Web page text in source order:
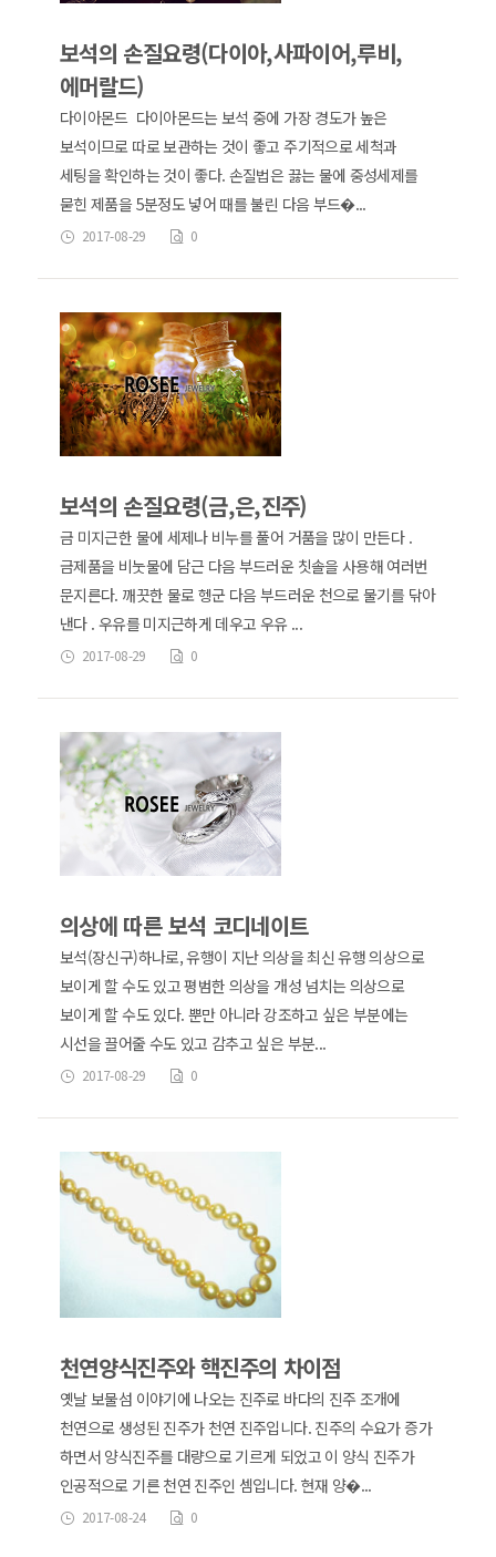
보석의 손질요령(다이아,사파이어,루비,
에머랄드)
다이아몬드 다이아몬드는 보석 중에 가장 경도가 높은
보석이므로 따로 보관하는 것이 좋고 주기적으로 세척과
세팅을 확인하는 것이 좋다. 손질법은 끓는 물에 중성세제를
묻힌 제품을 5분정도 넣어 때를 불린 다음 부드�...
2017-08-29 0
보석의 손질요령(금,은,진주)
금 미지근한 물에 세제나 비누를 풀어 거품을 많이 만든다 .
금제품을 비눗물에 담근 다음 부드러운 칫솔을 사용해 여러번
문지른다. 깨끗한 물로 헹군 다음 부드러운 천으로 물기를 닦아
낸다 . 우유를 미지근하게 데우고 우유 ...
2017-08-29 0
의상에 따른 보석 코디네이트
보석(장신구)하나로, 유행이 지난 의상을 최신 유행 의상으로
보이게 할 수도 있고 평범한 의상을 개성 넘치는 의상으로
보이게 할 수도 있다. 뿐만 아니라 강조하고 싶은 부분에는
시선을 끌어줄 수도 있고 감추고 싶은 부분...
2017-08-29 0
천연양식진주와 핵진주의 차이점
옛날 보물섬 이야기에 나오는 진주로 바다의 진주 조개에
천연으로 생성된 진주가 천연 진주입니다. 진주의 수요가 증가
하면서 양식진주를 대량으로 기르게 되었고 이 양식 진주가
인공적으로 기른 천연 진주인 셈입니다. 현재 양�...
2017-08-24 0